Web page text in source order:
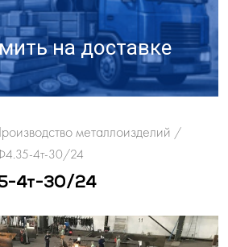
на доставке
металлоизделий /
4т-30/24
4т-30/24